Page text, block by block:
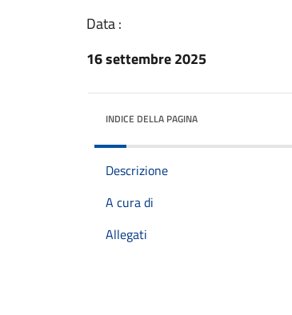
Data :
16 settembre 2025
INDICE DELLA PAGINA
Descrizione
A cura di
Allegati